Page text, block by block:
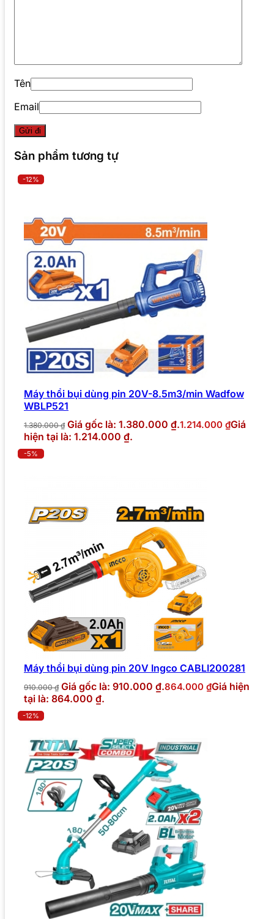
Tên
Email
Sản phẩm tương tự
-12%
Máy thổi bụi dùng pin 20V-8.5m3/min Wadfow
WBLP521
1.380.000₫ Giá gốc là: 1.380.000 ₫.1.214.000 ₫Giá
hiện tại là: 1.214.000 ₫.
-5%
Máy thổi bụi dùng pin 20V Ingco CABLI200281
910.000₫ Giá gốc là: 910.000 ₫.864.000 ₫Giá hiện
tại là: 864.000 ₫.
-12%